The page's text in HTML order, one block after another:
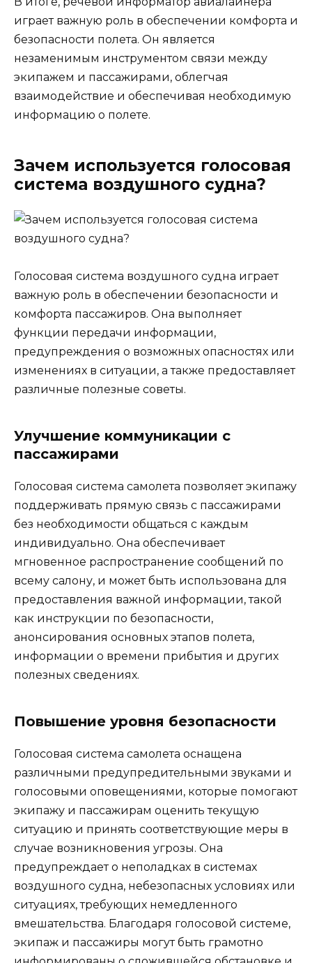
играет важную роль в обеспечении комфорта и
безопасности полета. Он является
незаменимым инструментом связи между
экипажем и пассажирами, облегчая
взаимодействие и обеспечивая необходимую
информацию о полете.
Зачем используется голосовая
система воздушного судна?
Голосовая система воздушного судна играет
важную роль в обеспечении безопасности и
комфорта пассажиров. Она выполняет
функции передачи информации,
предупреждения о возможных опасностях или
изменениях в ситуации, а также предоставляет
различные полезные советы.
Улучшение коммуникации с
пассажирами
Голосовая система самолета позволяет экипажу
поддерживать прямую связь с пассажирами
без необходимости общаться с каждым
индивидуально. Она обеспечивает
мгновенное распространение сообщений по
всему салону, и может быть использована для
предоставления важной информации, такой
как инструкции по безопасности,
анонсирования основных этапов полета,
информации о времени прибытия и других
полезных сведениях.
Повышение уровня безопасности
Голосовая система самолета оснащена
различными предупредительными звуками и
голосовыми оповещениями, которые помогают
экипажу и пассажирам оценить текущую
ситуацию и принять соответствующие меры в
случае возникновения угрозы. Она
предупреждает о неполадках в системах
воздушного судна, небезопасных условиях или
ситуациях, требующих немедленного
вмешательства. Благодаря голосовой системе,
экипаж и пассажиры могут быть грамотно